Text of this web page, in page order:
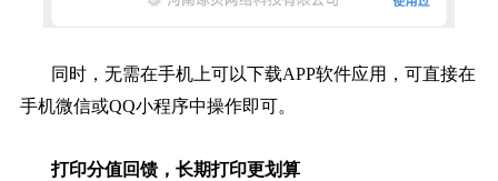
同时，无需在手机上可以下载APP软件应用，可直接在
手机微信或QQ小程序中操作即可。
打印分值回馈，长期打印更划算